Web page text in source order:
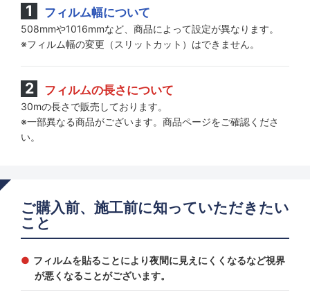
フィルム幅について
508mmや1016mmなど、商品によって設定が異なります。
※フィルム幅の変更（スリットカット）はできません。
フィルムの長さについて
30mの長さで販売しております。
※一部異なる商品がございます。商品ページをご確認くださ
い。
ご購入前、施工前に知っていただきたい
こと
フィルムを貼ることにより夜間に見えにくくなるなど視界
が悪くなることがございます。